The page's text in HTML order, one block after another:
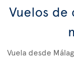
Vuelos
Vuela desde